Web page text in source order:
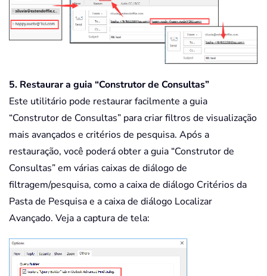
5. Restaurar a guia “Construtor de Consultas”
Este utilitário pode restaurar facilmente a guia
“Construtor de Consultas” para criar filtros de visualização
mais avançados e critérios de pesquisa. Após a
restauração, você poderá obter a guia “Construtor de
Consultas” em várias caixas de diálogo de
filtragem/pesquisa, como a caixa de diálogo Critérios da
Pasta de Pesquisa e a caixa de diálogo Localizar
Avançado. Veja a captura de tela: